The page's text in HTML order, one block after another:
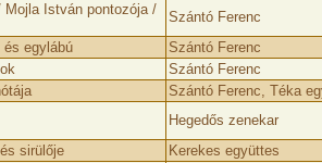
Mojla István pontozója /
Szántó Ferenc
egylábú
Szántó Ferenc
Szántó Ferenc
Szántó Ferenc, Téka
Hegedős zenekar
sirülője
Kerekes együttes